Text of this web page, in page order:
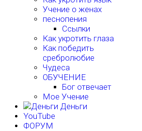
Учение о женах
песнопения
Ссылки
Как укротить глаза
Как победить
сребролюбие
Чудеса
ОБУЧЕНИЕ
Бог отвечает
Мое Учение
Деньги
YouTube
ФОРУМ